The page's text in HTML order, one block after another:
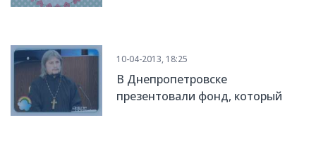
10-04-2013, 18:25
В Днепропетровске
презентовали фонд, который